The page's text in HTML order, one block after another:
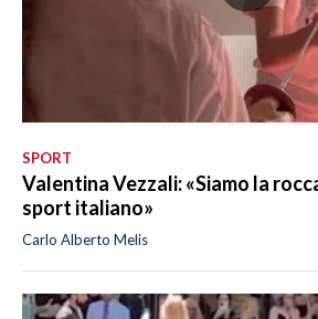
SPORT
Valentina Vezzali: «Siamo la
sport italiano»
Carlo Alberto Melis